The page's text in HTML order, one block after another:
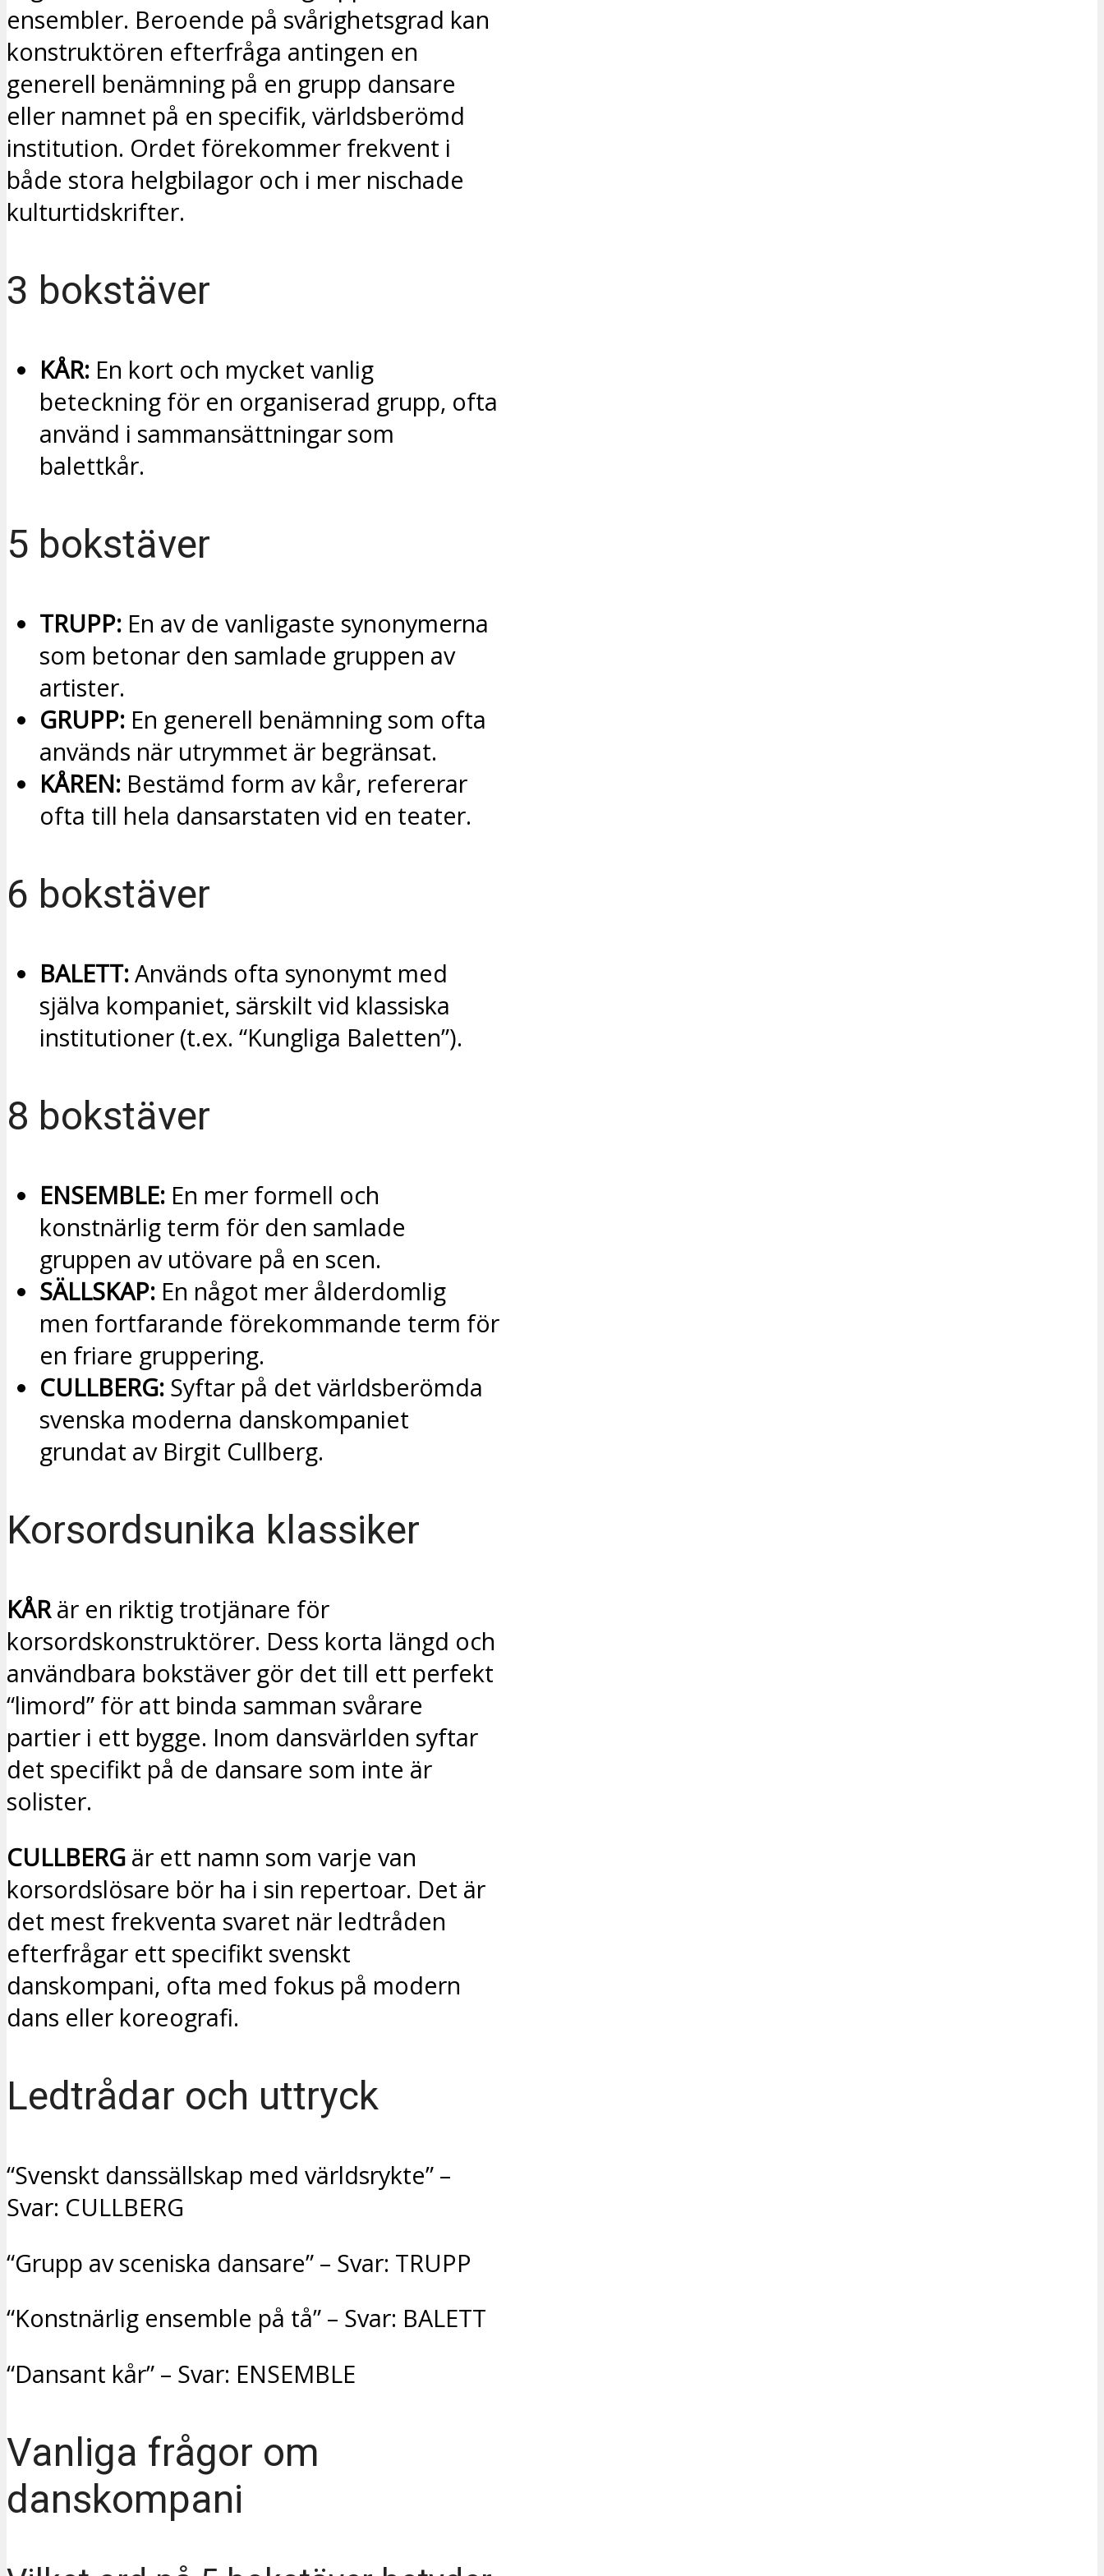
ensembler. Beroende på svårighetsgrad kan
konstruktören efterfråga antingen en
generell benämning på en grupp dansare
eller namnet på en specifik, världsberömd
institution. Ordet förekommer frekvent i
både stora helgbilagor och i mer nischade
kulturtidskrifter.
3 bokstäver
KÅR: En kort och mycket vanlig
beteckning för en organiserad grupp, ofta
använd i sammansättningar som
balettkår.
5 bokstäver
TRUPP: En av de vanligaste synonymerna
som betonar den samlade gruppen av
artister.
GRUPP: En generell benämning som ofta
används när utrymmet är begränsat.
KÅREN: Bestämd form av kår, refererar
ofta till hela dansarstaten vid en teater.
6 bokstäver
BALETT:Används ofta synonymt med
själva kompaniet, särskilt vid klassiska
institutioner (t.ex. “Kungliga Baletten”).
8 bokstäver
ENSEMBLE: En mer formell och
konstnärlig term för den samlade
gruppen av utövare på en scen.
SÄLLSKAP: En något mer ålderdomlig
men fortfarande förekommande term för
en friare gruppering.
CULLBERG: Syftar på det världsberömda
svenska moderna danskompaniet
grundat av Birgit Cullberg.
Korsordsunika klassiker
KÅRär en riktig trotjänare för
korsordskonstruktörer. Dess korta längd och
användbara bokstäver gör det till ett perfekt
“limord” för att binda samman svårare
partier i ett bygge. Inom dansvärlden syftar
det specifikt på de dansare som inte är
solister.
CULLBERG är ett namn som varje van
korsordslösare bör ha i sin repertoar. Det är
det mest frekventa svaret när ledtråden
efterfrågar ett specifikt svenskt
danskompani, ofta med fokus på modern
dans eller koreografi.
Ledtrådar och uttryck
“Svenskt danssällskap med världsrykte” –
Svar: CULLBERG
“Grupp av sceniska dansare” – Svar: TRUPP
“Konstnärlig ensemble på tå” – Svar: BALETT
“Dansant kår” – Svar: ENSEMBLE
Vanliga frågor om
danskompani